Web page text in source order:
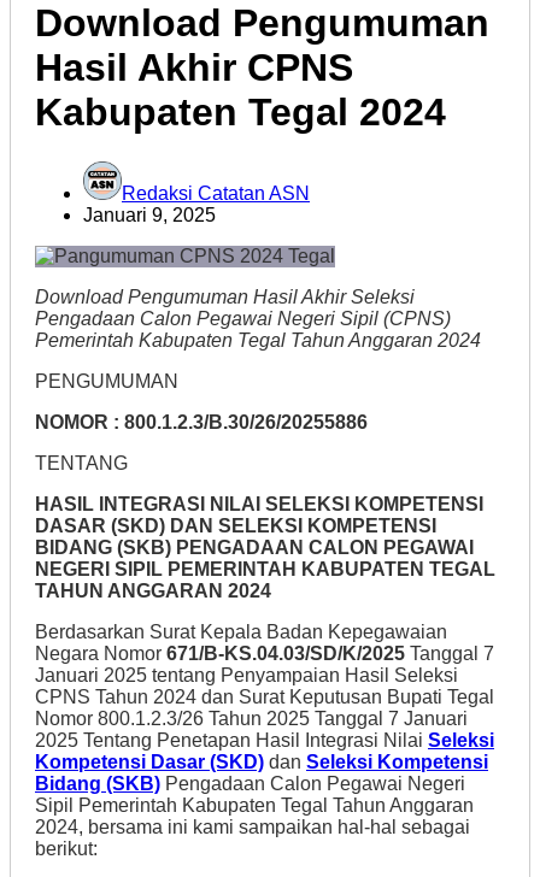
Download Pengumuman
Hasil Akhir CPNS
Kabupaten Tegal 2024
Redaksi Catatan ASN
Januari 9, 2025
Download Pengumuman Hasil Akhir Seleksi
Pengadaan Calon Pegawai Negeri Sipil (CPNS)
Pemerintah Kabupaten Tegal Tahun Anggaran 2024
PENGUMUMAN
NOMOR : 800.1.2.3/B.30/26/20255886
TENTANG
HASIL INTEGRASI NILAI SELEKSI KOMPETENSI
DASAR (SKD) DAN SELEKSI KOMPETENSI
BIDANG (SKB) PENGADAAN CALON PEGAWAI
NEGERI SIPIL PEMERINTAH KABUPATEN TEGAL
TAHUN ANGGARAN 2024
Berdasarkan Surat Kepala Badan Kepegawaian
Negara Nomor 671/B-KS.04.03/SD/K/2025 Tanggal 7
Januari 2025 tentang Penyampaian Hasil Seleksi
CPNS Tahun 2024 dan Surat Keputusan Bupati Tegal
Nomor 800.1.2.3/26 Tahun 2025 Tanggal 7 Januari
2025 Tentang Penetapan Hasil Integrasi Nilai Seleksi
Kompetensi Dasar (SKD) dan Seleksi Kompetensi
Bidang (SKB) Pengadaan Calon Pegawai Negeri
Sipil Pemerintah Kabupaten Tegal Tahun Anggaran
2024, bersama ini kami sampaikan hal-hal sebagai
berikut: